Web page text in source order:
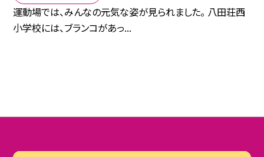
運動場では、みんなの元気な姿が見られました。 八田荘西
小学校には、ブランコがあっ...